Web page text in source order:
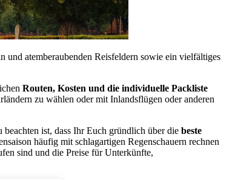
und atemberaubenden Reisfeldern sowie ein vielfältiges
Routen, Kosten und die individuelle Packliste
zu wählen oder mit Inlandsflügen oder anderen
beachten ist, dass Ihr Euch gründlich über die beste
häufig mit schlagartigen Regenschauern rechnen
sind und die Preise für Unterkünfte,